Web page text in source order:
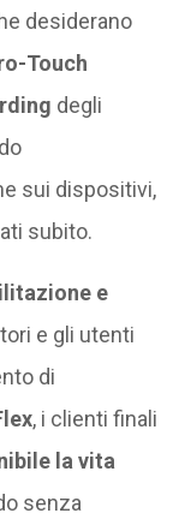
desiderano
Touch
degli
sui dispositivi,
subito.
e
e gli utenti
di
, i clienti finali
la vita
senza